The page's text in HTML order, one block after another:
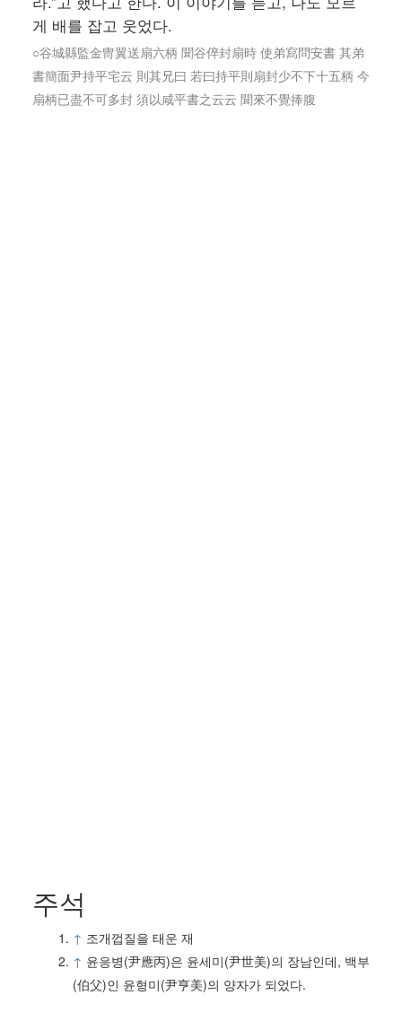
게 배를 잡고 웃었다.
○谷城縣監金冑翼送扇六柄 聞谷倅封扇時 使弟寫問安書 其弟
書簡面尹持平宅云 則其兄曰 若曰持平則扇封少不下十五柄 今
扇柄已盡不可多封 須以咸平書之云云 聞來不覺捧腹
주석
↑ 조개껍질을 태운 재
↑ 윤응병(尹應丙)은 윤세미(尹世美)의 장남인데, 백부
(伯父)인 윤형미(尹亨美)의 양자가 되었다.